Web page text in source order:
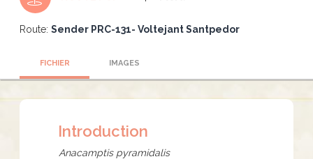
Route: Sender PRC-131- Voltejant Santpedor
FICHIER IMAGES
Introduction
Anacamptis pyramidalis